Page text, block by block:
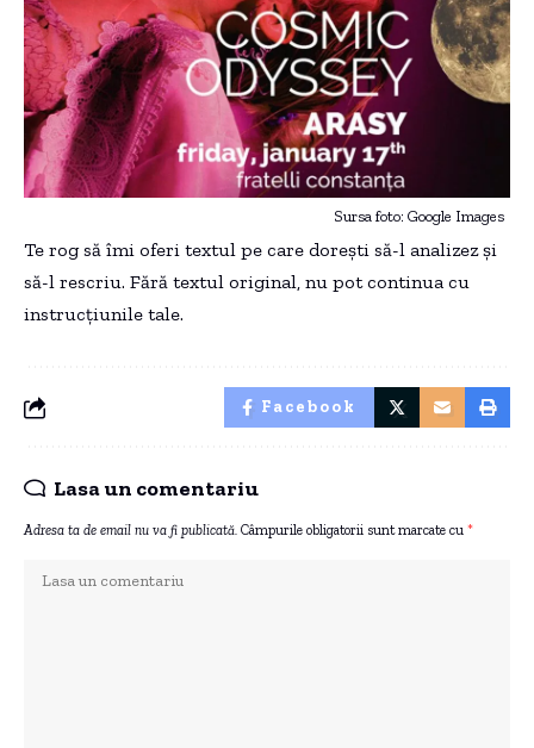
Sursa foto: Google Images
Te rog să îmi oferi textul pe care dorești să-l analizez și
să-l rescriu. Fără textul original, nu pot continua cu
instrucțiunile tale.
Facebook
Lasa un comentariu
Adresa ta de email nu va fi publicată. Câmpurile obligatorii sunt marcate cu *